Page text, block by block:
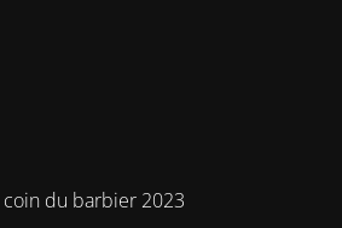
du barbier 2023